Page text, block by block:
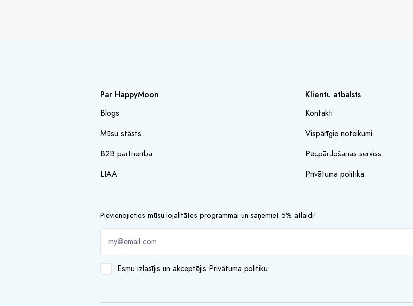
Par HappyMoon
Blogs
Mūsu stāsts
B2B partnerība
LIAA
Klientu atbalsts
Kontakti
Vispārīgie noteikumi
Pēcpārdošanas serviss
Privātuma politika
Pievienojieties mūsu lojalitātes programmai un saņemiet 5% atlaidi!
Esmu izlasījis un akceptējis Privātuma politiku